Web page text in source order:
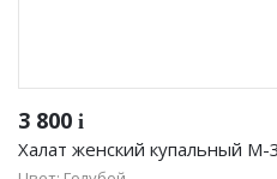
3 800 i
Халат женский купальный М-